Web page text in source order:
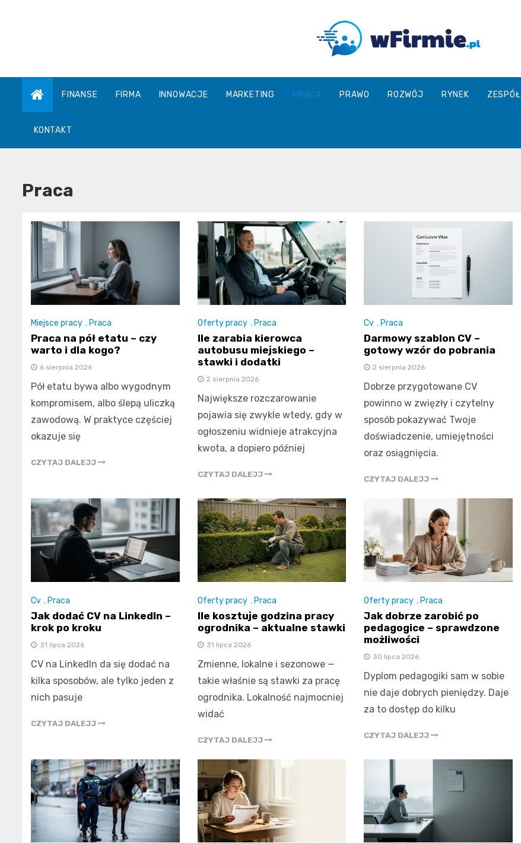
Wfirmie.pl
FINANSE FIRMA INNOWACJE MARKETING PRACA PRAWO ROZWÓJ RYNEK ZESPÓŁ
KONTAKT
Praca
Miejsce pracy , Praca
Praca na pół etatu – czy
warto i dla kogo?
6 sierpnia 2026
Pół etatu bywa albo wygodnym
kompromisem, albo ślepą uliczką
zawodową. W praktyce częściej
okazuje się
CZYTAJ DALEJJ
Oferty pracy , Praca
Ile zarabia kierowca
autobusu miejskiego –
stawki i dodatki
2 sierpnia 2026
Największe rozczarowanie
pojawia się zwykle wtedy, gdy w
ogłoszeniu widnieje atrakcyjna
kwota, a dopiero później
CZYTAJ DALEJJ
Cv , Praca
Darmowy szablon CV –
gotowy wzór do pobrania
2 sierpnia 2026
Dobrze przygotowane CV
powinno w zwięzły i czytelny
sposób pokazywać Twoje
doświadczenie, umiejętności
oraz osiągnięcia.
CZYTAJ DALEJJ
Cv , Praca
Jak dodać CV na LinkedIn –
krok po kroku
31 lipca 2026
CV na LinkedIn da się dodać na
kilka sposobów, ale tylko jeden z
nich pasuje
CZYTAJ DALEJJ
Oferty pracy , Praca
Ile kosztuje godzina pracy
ogrodnika – aktualne stawki
31 lipca 2026
Zmienne, lokalne i sezonowe —
takie właśnie są stawki za pracę
ogrodnika. Lokalność najmocniej
widać
CZYTAJ DALEJJ
Oferty pracy , Praca
Jak dobrze zarobić po
pedagogice – sprawdzone
możliwości
30 lipca 2026
Dyplom pedagogiki sam w sobie
nie daje dobrych pieniędzy. Daje
za to dostęp do kilku
CZYTAJ DALEJJ